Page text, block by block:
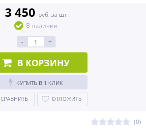
(0)
3 450 руб. за шт
В наличии
- +
В КОРЗИНУ
КУПИТЬ В 1 КЛИК
СРАВНИТЬ ОТЛОЖИТЬ